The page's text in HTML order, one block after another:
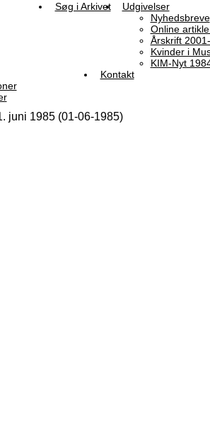
Søg i Arkivet
Udgivelser
Nyhedsbreve
Online
Årskrift
Kvinder i
KIM-Nyt
Kontakt
juni 1985 (01-06-1985)